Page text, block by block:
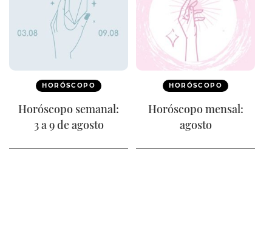
HORÓSCOPO
Horóscopo semanal:
3 a 9 de agosto
HORÓSCOPO
Horóscopo mensal:
agosto